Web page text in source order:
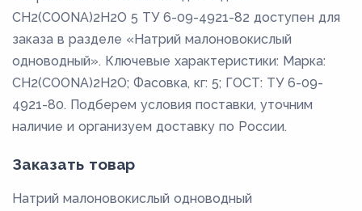
CH2(COONA)2H2O 5 ТУ 6-09-4921-82 доступен для
заказа в разделе «Натрий малоновокислый
одноводный». Ключевые характеристики: Марка:
CH2(COONA)2H2O; Фасовка, кг: 5; ГОСТ: ТУ 6-09-
4921-80. Подберем условия поставки, уточним
наличие и организуем доставку по России.
Заказать товар
Натрий малоновокислый одноводный